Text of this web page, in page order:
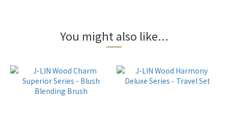
You might also like...